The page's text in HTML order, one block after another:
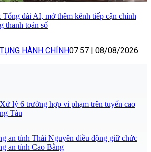
đài AI, mở thêm kênh tiếp cận chính
thanh toán số
HÀNH CHÍNH07:57 | 08/08/2026
lý 6 trường hợp vi phạm trên tuyến cao
Tàu
an tỉnh Thái Nguyên điều động giữ chức
an tỉnh Cao Bằng